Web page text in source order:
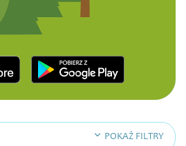
POKAŻ FILTRY